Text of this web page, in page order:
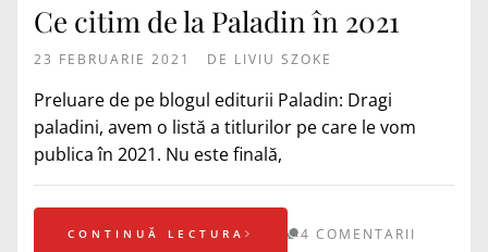
Ce citim de la Paladin în 2021
23 FEBRUARIE 2021 DE LIVIU SZOKE
Preluare de pe blogul editurii Paladin: Dragi
paladini, avem o listă a titlurilor pe care le vom
publica în 2021. Nu este finală,
CONTINUĂ LECTURA 4 COMENTARII